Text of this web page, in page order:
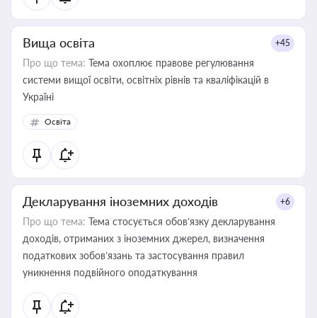
Вища освіта +45
Про що тема: Тема охоплює правове регулювання
системи вищої освіти, освітніх рівнів та кваліфікацій в
Україні
Освіта
Декларування іноземних доходів +6
Про що тема: Тема стосується обов’язку декларування
доходів, отриманих з іноземних джерел, визначення
податкових зобов’язань та застосування правил
уникнення подвійного оподаткування